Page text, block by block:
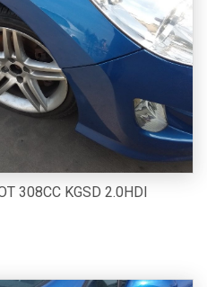
308CC KGSD 2.0HDI